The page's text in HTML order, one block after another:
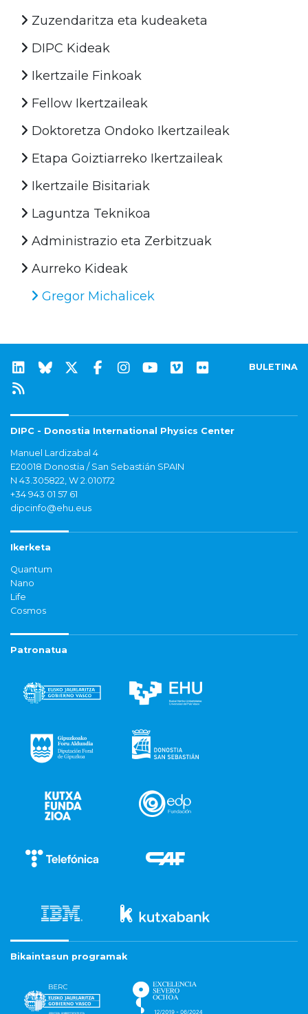
Zuzendaritza eta kudeaketa
DIPC Kideak
Ikertzaile Finkoak
Fellow Ikertzaileak
Doktoretza Ondoko Ikertzaileak
Etapa Goiztiarreko Ikertzaileak
Ikertzaile Bisitariak
Laguntza Teknikoa
Administrazio eta Zerbitzuak
Aurreko Kideak
Gregor Michalicek
BULETINA
DIPC - Donostia International Physics Center
Manuel Lardizabal 4
E20018 Donostia / San Sebastián SPAIN
N 43.305822, W 2.010172
+34 943 01 57 61
dipcinfo@ehu.eus
Ikerketa
Quantum
Nano
Life
Cosmos
Patronatua
Bikaintasun programak